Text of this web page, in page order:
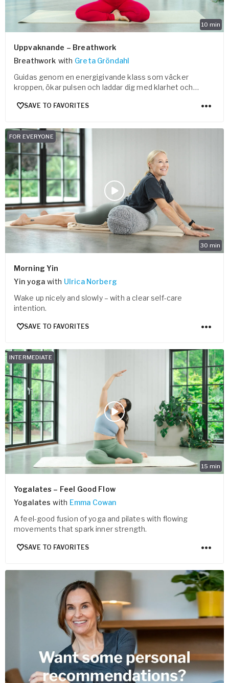
10 min
Uppvaknande – Breathwork
Breathwork with Greta Gröndahl
Guidas genom en energigivande klass som väcker
kroppen, ökar pulsen och laddar dig med klarhet och
SAVE TO FAVORITES
30 min
FOR EVERYONE
Morning Yin
Yin yoga with Ulrica Norberg
Wake up nicely and slowly – with a clear self-care
intention.
SAVE TO FAVORITES
15 min
INTERMEDIATE
Yogalates – Feel Good Flow
Yogalates with Emma Cowan
A feel-good fusion of yoga and pilates with flowing
movements that spark inner strength.
SAVE TO FAVORITES